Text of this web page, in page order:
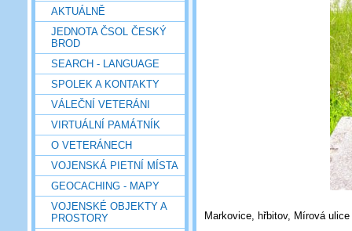
AKTUÁLNĚ
JEDNOTA ČSOL ČESKÝ
BROD
SEARCH - LANGUAGE
SPOLEK A KONTAKTY
VÁLEČNÍ VETERÁNI
VIRTUÁLNÍ PAMÁTNÍK
O VETERÁNECH
VOJENSKÁ PIETNÍ MÍSTA
GEOCACHING - MAPY
VOJENSKÉ OBJEKTY A
PROSTORY
Markovice, hřbitov, Mírová